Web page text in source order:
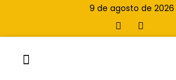
9 de agosto de 2026